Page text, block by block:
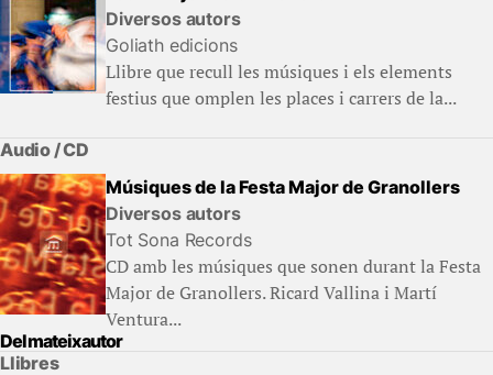
Diversos autors
Goliath edicions
Llibre que recull les músiques i els elements
festius que omplen les places i carrers de la...
Audio / CD
Músiques de la Festa Major de Granollers
Diversos autors
Tot Sona Records
CD amb les músiques que sonen durant la Festa
Major de Granollers. Ricard Vallina i Martí
Ventura...
Del mateix autor
Llibres